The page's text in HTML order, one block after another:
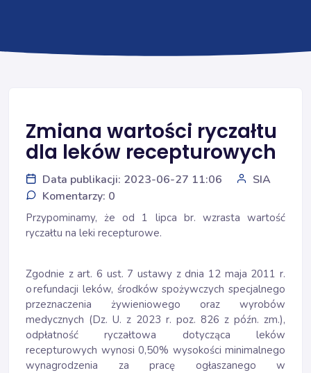
Zmiana wartości ryczałtu
dla leków recepturowych
Data publikacji: 2023-06-27 11:06
SIA
Komentarzy: 0
Przypominamy, że od 1 lipca br. wzrasta wartość
ryczałtu na leki recepturowe.
Zgodnie z art. 6 ust. 7 ustawy z dnia 12 maja 2011 r.
o refundacji leków, środków spożywczych specjalnego
przeznaczenia żywieniowego oraz wyrobów
medycznych (Dz. U. z 2023 r. poz. 826 z późn. zm.),
odpłatność ryczałtowa dotycząca leków
recepturowych wynosi 0,50% wysokości minimalnego
wynagrodzenia za pracę ogłaszanego w